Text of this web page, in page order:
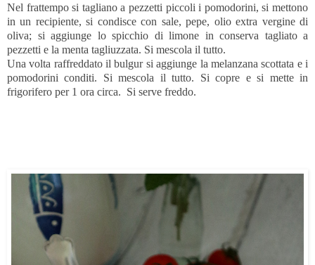
Nel frattempo si tagliano a pezzetti piccoli i pomodorini, si mettono
in un recipiente, si condisce con sale, pepe, olio extra vergine di
oliva; si aggiunge lo spicchio di limone in conserva tagliato a
pezzetti e la menta tagliuzzata. Si mescola il tutto.
Una volta raffreddato il bulgur si aggiunge la melanzana scottata e i
pomodorini conditi. Si mescola il tutto. Si copre e si mette in
frigorifero per 1 ora circa. Si serve freddo.